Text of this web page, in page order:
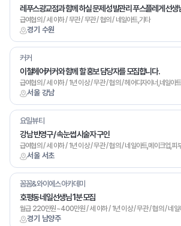
경기 수원
레푸스광교점과 함께 하실 문제성 발관리 푸스플레게 선생
급여협의 / 세 이하 / 무관 / 무관 / 협의 / 네일아트,기타
서울 강남
커커
이철헤어커커와 함께 할 홍보 담당자를 모집합니다.
급여협의 / 세 이하 / 1년 이상 / 무관 / 협의 / 헤어디자이너,네일아
서울 서초
요밀뷰티
강남 반영구 / 속눈썹 시술자 구인
급여협의 / 세 이하 / 1년 이상 / 무관 / 협의 / 네일아트,메이크업,피
경기 남양주
꼼꼼&와이에스아카데미
호평동 네일선생님 1분 모집
월급 220만원~400만원 / 세 이하 / 1년 이상 / 무관 / 협의 / 네일